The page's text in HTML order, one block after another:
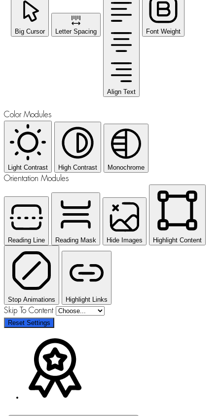
Big Cursor Letter Spacing
Align Text
Font Weight
Color Modules
Light Contrast High Contrast Monochrome
Orientation Modules
Reading Line Reading Mask Hide Images Highlight Content
Stop Animations Highlight Links
Skip To Content
Reset Settings